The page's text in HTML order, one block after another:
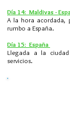
Día 14: Maldivas -
A la hora acordada,
rumbo a España.
Día 15: España
Llegada a la
servicios.